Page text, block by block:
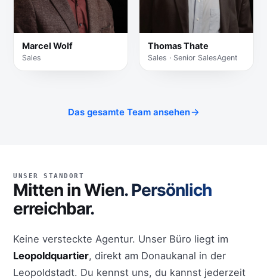
Marcel Wolf
Sales
Thomas Thate
Sales · Senior SalesAgent
Das gesamte Team ansehen
UNSER STANDORT
Mitten in Wien. Persönlich
erreichbar.
Keine versteckte Agentur. Unser Büro liegt im
Leopoldquartier, direkt am Donaukanal in der
Leopoldstadt. Du kennst uns, du kannst jederzeit